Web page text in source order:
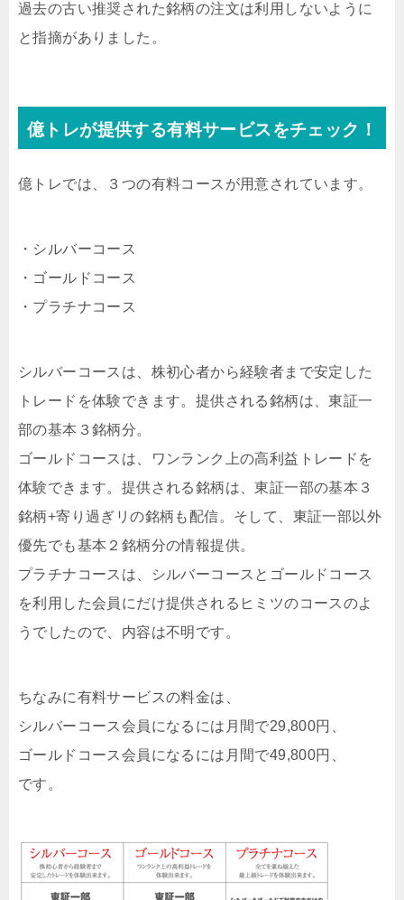
過去の古い推奨された銘柄の注文は利用しないように
と指摘がありました。
億トレが提供する有料サービスをチェック！
億トレでは、３つの有料コースが用意されています。
・シルバーコース
・ゴールドコース
・プラチナコース
シルバーコースは、株初心者から経験者まで安定した
トレードを体験できます。提供される銘柄は、東証一
部の基本３銘柄分。
ゴールドコースは、ワンランク上の高利益トレードを
体験できます。提供される銘柄は、東証一部の基本３
銘柄+寄り過ぎリの銘柄も配信。そして、東証一部以外
優先でも基本２銘柄分の情報提供。
プラチナコースは、シルバーコースとゴールドコース
を利用した会員にだけ提供されるヒミツのコースのよ
うでしたので、内容は不明です。
ちなみに有料サービスの料金は、
シルバーコース会員になるには月間で29,800円、
ゴールドコース会員になるには月間で49,800円、
です。